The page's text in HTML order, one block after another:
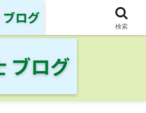
行遂行士の旅の記録
検索